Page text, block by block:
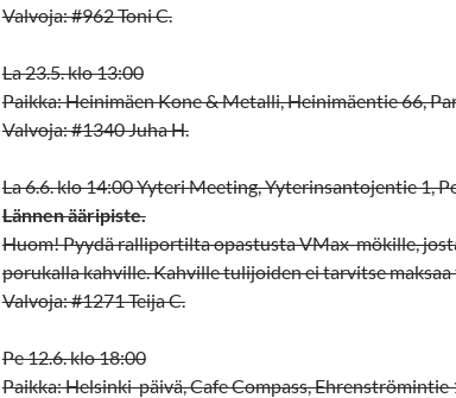
Valvoja: #962 Toni C.
La 23.5. klo 13:00
Paikka: Heinimäen Kone & Metalli, Heinimäentie 66,
Valvoja: #1340 Juha H.
La 6.6. klo 14:00 Yyteri Meeting, Yyterinsantojentie 1,
Lännen ääripiste.
Huom! Pyydä ralliportilta opastusta VMax-mökille,
porukalla kahville. Kahville tulijoiden ei tarvitse
Valvoja: #1271 Teija C.
Pe 12.6. klo 18:00
Paikka: Helsinki-päivä, Cafe Compass, Ehrenströmintie